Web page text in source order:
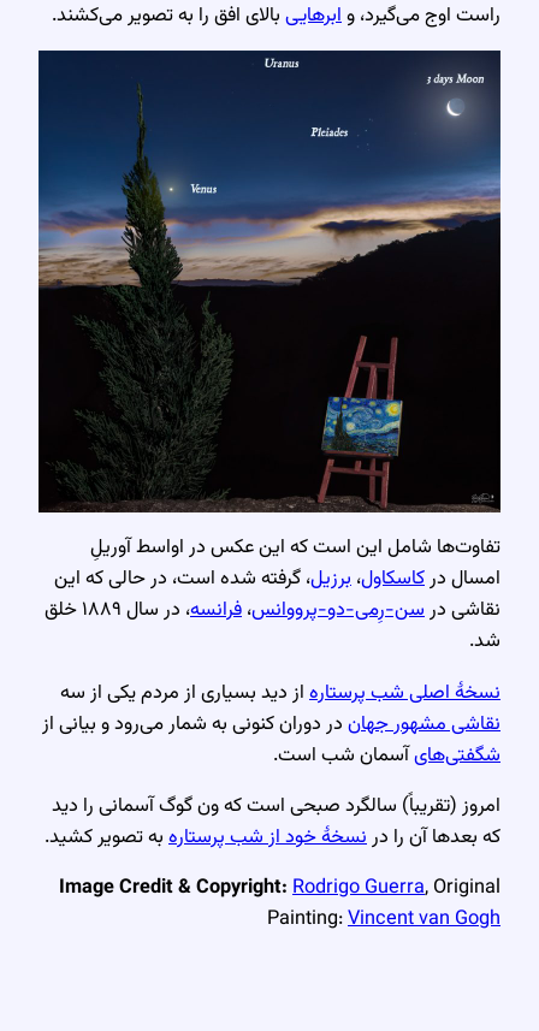
راست اوج می‌گیرد، وابرهاییبالای افق را به تصویر می‌کشند.
تفاوت‌ها شامل این است که این عکس در اواسط آوریلِ
امسال درکاسکاول،برزیل، گرفته شده است، در حالی که این
نقاشی درسن-رِمی-دو-پرووانس،فرانسه
، در سال ۱۸۸۹ خلق
شد.
نسخهٔ اصلی شب پرستارهاز دید بسیاری از مردم یکی از سه
نقاشی مشهور جهاندر دوران کنونی به شمار می‌رود و بیانی از
شگفتی‌هایآسمان شب است.
امروز (تقریباً) سالگرد صبحی است که ون گوگ آسمانی را دید
که بعدها آن را درنسخهٔ خود از شب پرستارهبه تصویر کشید.
Image Credit & Copyright:Rodrigo Guerra, Original
Painting:Vincent van Gogh